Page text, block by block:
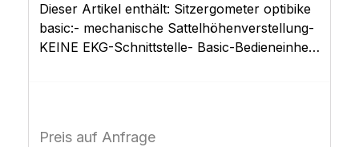
Dieser Artikel enthält: Sitzergometer optibike
basic:- mechanische Sattelhöhenverstellung-
KEINE EKG-Schnittstelle- Basic-Bedieneinheit
Preis auf Anfrage